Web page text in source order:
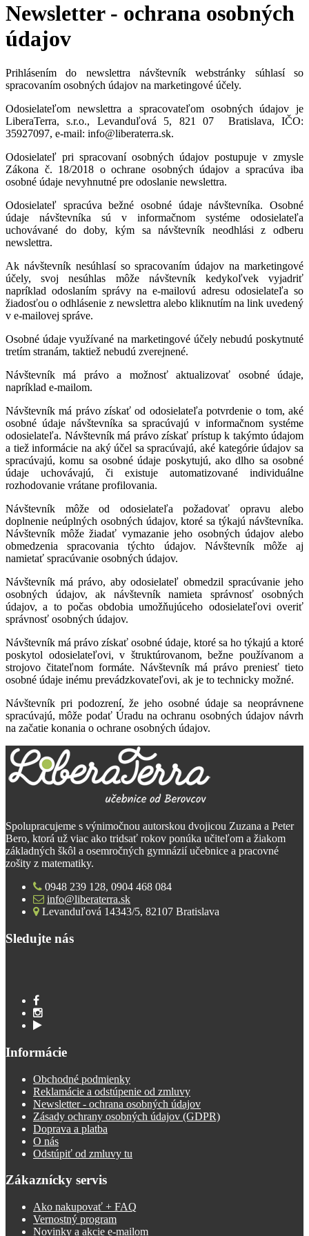
Newsletter - ochrana osobných
údajov
Prihlásením do newslettra návštevník webstránky súhlasí so
spracovaním osobných údajov na marketingové účely.
Odosielateľom newslettra a spracovateľom osobných údajov je
LiberaTerra, s.r.o., Levanduľová 5, 821 07 Bratislava, IČO:
35927097, e-mail: info@liberaterra.sk.
Odosielateľ pri spracovaní osobných údajov postupuje v zmysle
Zákona č. 18/2018 o ochrane osobných údajov a spracúva iba
osobné údaje nevyhnutné pre odoslanie newslettra.
Odosielateľ spracúva bežné osobné údaje návštevníka. Osobné
údaje návštevníka sú v informačnom systéme odosielateľa
uchovávané do doby, kým sa návštevník neodhlási z odberu
newslettra.
Ak návštevník nesúhlasí so spracovaním údajov na marketingové
účely, svoj nesúhlas môže návštevník kedykoľvek vyjadriť
napríklad odoslaním správy na e-mailovú adresu odosielateľa so
žiadosťou o odhlásenie z newslettra alebo kliknutím na link uvedený
v e-mailovej správe.
Osobné údaje využívané na marketingové účely nebudú poskytnuté
tretím stranám, taktiež nebudú zverejnené.
Návštevník má právo a možnosť aktualizovať osobné údaje,
napríklad e-mailom.
Návštevník má právo získať od odosielateľa potvrdenie o tom, aké
osobné údaje návštevníka sa spracúvajú v informačnom systéme
odosielateľa. Návštevník má právo získať prístup k takýmto údajom
a tiež informácie na aký účel sa spracúvajú, aké kategórie údajov sa
spracúvajú, komu sa osobné údaje poskytujú, ako dlho sa osobné
údaje uchovávajú, či existuje automatizované individuálne
rozhodovanie vrátane profilovania.
Návštevník môže od odosielateľa požadovať opravu alebo
doplnenie neúplných osobných údajov, ktoré sa týkajú návštevníka.
Návštevník môže žiadať vymazanie jeho osobných údajov alebo
obmedzenia spracovania týchto údajov. Návštevník môže aj
namietať spracúvanie osobných údajov.
Návštevník má právo, aby odosielateľ obmedzil spracúvanie jeho
osobných údajov, ak návštevník namieta správnosť osobných
údajov, a to počas obdobia umožňujúceho odosielateľovi overiť
správnosť osobných údajov.
Návštevník má právo získať osobné údaje, ktoré sa ho týkajú a ktoré
poskytol odosielateľovi, v štruktúrovanom, bežne používanom a
strojovo čitateľnom formáte. Návštevník má právo preniesť tieto
osobné údaje inému prevádzkovateľovi, ak je to technicky možné.
Návštevník pri podozrení, že jeho osobné údaje sa neoprávnene
spracúvajú, môže podať Úradu na ochranu osobných údajov návrh
na začatie konania o ochrane osobných údajov.
Spolupracujeme s výnimočnou autorskou dvojicou Zuzana a Peter
Bero, ktorá už viac ako tridsať rokov ponúka učiteľom a žiakom
základných škôl a osemročných gymnázií učebnice a pracovné
zošity z matematiky.
0948 239 128, 0904 468 084
info@liberaterra.sk
Levanduľová 14343/5, 82107 Bratislava
Sledujte nás
Informácie
Obchodné podmienky
Reklamácie a odstúpenie od zmluvy
Newsletter - ochrana osobných údajov
Zásady ochrany osobných údajov (GDPR)
Doprava a platba
O nás
Odstúpiť od zmluvy tu
Zákaznícky servis
Ako nakupovať + FAQ
Vernostný program
Novinky a akcie e-mailom